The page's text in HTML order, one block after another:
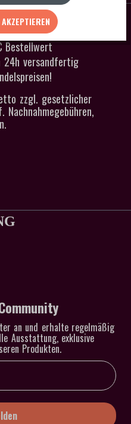
Bestellwert
24h versandfertig
zzgl. gesetzlicher
an und erhalte regelmäßig
Ausstattung, exklusive
Produkten.